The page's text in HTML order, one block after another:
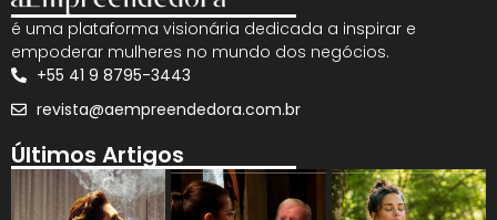
é uma plataforma visionária dedicada a inspirar e
empoderar mulheres no mundo dos negócios.
+55 41 9 8795-3443
revista@aempreendedora.com.br
Últimos Artigos